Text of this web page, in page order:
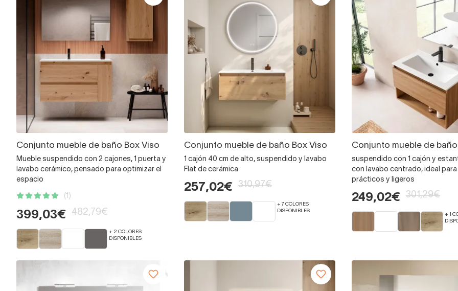
Conjunto mueble de baño Box Viso
Mueble suspendido con 2 cajones, 1 puerta y
lavabo cerámico, pensado para optimizar el
espacio
(1)
399,03€ 482,79€
+ 2 COLORES
DISPONIBLES
Conjunto mueble de baño Box Viso
1 cajón 40 cm de alto, suspendido y lavabo
Flat de cerámica
257,02€ 310,97€
+ 7 COLORES
DISPONIBLES
Conjunto mueble de
suspendido con 1 cajón y
con lavabo centrado, ideal
prácticos y ligeros
249,02€ 301,29€
+ 1